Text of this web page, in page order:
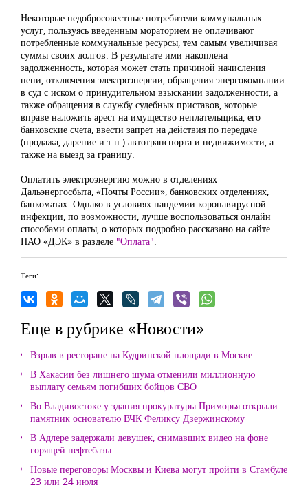
Некоторые недобросовестные потребители коммунальных
услуг, пользуясь введенным мораторием не оплачивают
потребленные коммунальные ресурсы, тем самым увеличивая
суммы своих долгов. В результате ими накоплена
задолженность, которая может стать причиной начисления
пени, отключения электроэнергии, обращения энергокомпании
в суд с иском о принудительном взыскании задолженности, а
также обращения в службу судебных приставов, которые
вправе наложить арест на имущество неплательщика, его
банковские счета, ввести запрет на действия по передаче
(продажа, дарение и т.п.) автотранспорта и недвижимости, а
также на выезд за границу.
Оплатить электроэнергию можно в отделениях
Дальэнергосбыта, «Почты России», банковских отделениях,
банкоматах. Однако в условиях пандемии коронавирусной
инфекции, по возможности, лучше воспользоваться онлайн
способами оплаты, о которых подробно рассказано на сайте
ПАО «ДЭК» в разделе "Оплата".
Теги:
Еще в рубрике «Новости»
Взрыв в ресторане на Кудринской площади в Москве
В Хакасии без лишнего шума отменили миллионную
выплату семьям погибших бойцов СВО
Во Владивостоке у здания прокуратуры Приморья открыли
памятник основателю ВЧК Феликсу Дзержинскому
В Адлере задержали девушек, снимавших видео на фоне
горящей нефтебазы
Новые переговоры Москвы и Киева могут пройти в Стамбуле
23 или 24 июля